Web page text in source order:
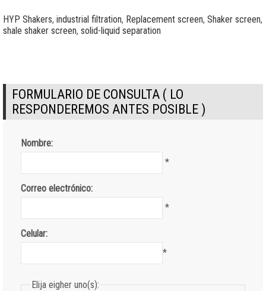
HYP Shakers, industrial filtration, Replacement screen, Shaker screen,
shale shaker screen, solid-liquid separation
FORMULARIO DE CONSULTA ( LO
RESPONDEREMOS ANTES POSIBLE )
Nombre:
*
Correo electrónico:
*
Celular:
*
Elija eigher uno(s):